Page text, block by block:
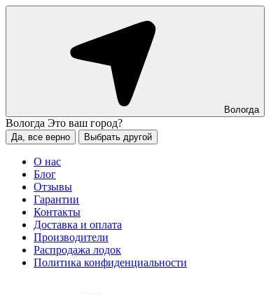
Вологда
Вологда Это ваш город?
Да, все верно Выбрать другой
О нас
Блог
Отзывы
Гарантии
Контакты
Доставка и оплата
Производители
Распродажа лодок
Политика конфиденциальности